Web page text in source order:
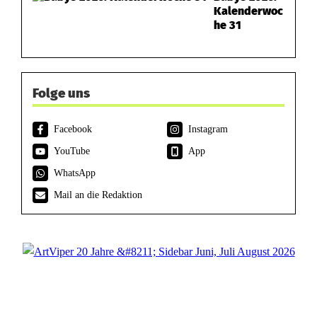
Kalenderwoc
he 31
Folge uns
Facebook
Instagram
YouTube
App
WhatsApp
Mail an die Redaktion